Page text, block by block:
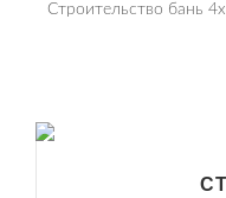
Строительство бань